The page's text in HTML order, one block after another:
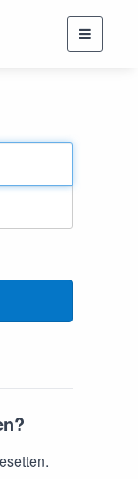
Toggle